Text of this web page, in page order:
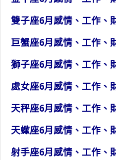
雙子座6月感情、工作、
巨蟹座6月感情、工作、
獅子座6月感情、工作、
處女座6月感情、工作、
天秤座6月感情、工作、
天蠍座6月感情、工作、
射手座6月感情、工作、